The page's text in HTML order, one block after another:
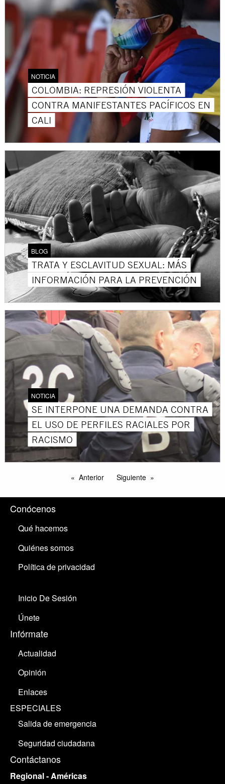
NOTICIA
COLOMBIA: REPRESIÓN VIOLENTA
CONTRA MANIFESTANTES PACÍFICOS EN
CALI
BLOG
TRATA Y ESCLAVITUD SEXUAL: MÁS
INFORMACIÓN PARA LA PREVENCIÓN
NOTICIA
SE INTERPONE UNA DEMANDA CONTRA
EL USO DE PERFILES RACIALES POR
RACISMO
Anterior Siguiente
Conócenos
Qué hacemos
Quiénes somos
Política de privacidad
Inicio De Sesión
Únete
Infórmate
Actualidad
Opinión
Enlaces
ESPECIALES
Salida de emergencia
Seguridad ciudadana
Contáctanos
Regional - Américas